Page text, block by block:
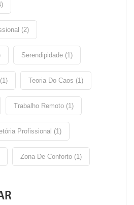
(2)
Serendipidade (1)
Teoria Do Caos (1)
Trabalho Remoto (1)
Profissional (1)
Zona De Conforto (1)